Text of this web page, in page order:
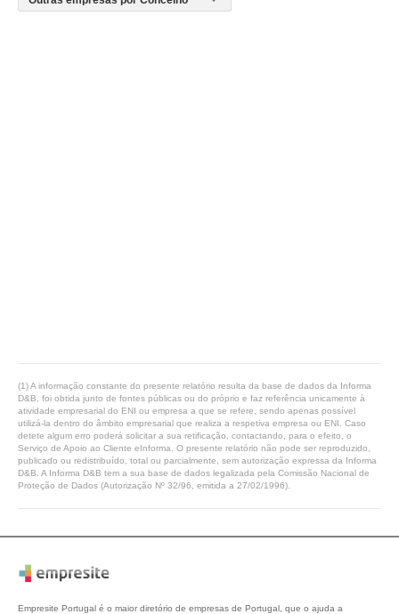
(1) A informação constante do presente relatório resulta da base de dados da Informa
D&B, foi obtida junto de fontes públicas ou do próprio e faz referência unicamente à
atividade empresarial do ENI ou empresa a que se refere, sendo apenas possível
utilizá-la dentro do âmbito empresarial que realiza a respetiva empresa ou ENI. Caso
detete algum erro poderá solicitar a sua retificação, contactando, para o efeito, o
Serviço de Apoio ao Cliente eInforma. O presente relatório não pode ser reproduzido,
publicado ou redistribuído, total ou parcialmente, sem autorização expressa da Informa
D&B. A Informa D&B tem a sua base de dados legalizada pela Comissão Nacional de
Proteção de Dados (Autorização Nº 32/96, emitida a 27/02/1996).
Empresite Portugal é o maior diretório de empresas de Portugal, que o ajuda a